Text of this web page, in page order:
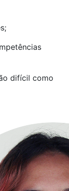
difícil como